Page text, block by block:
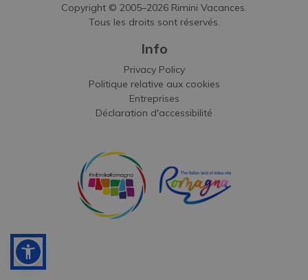
Copyright © 2005–2026 Rimini Vacances.
Tous les droits sont réservés.
Info
Privacy Policy
Politique relative aux cookies
Entreprises
Déclaration d'accessibilité